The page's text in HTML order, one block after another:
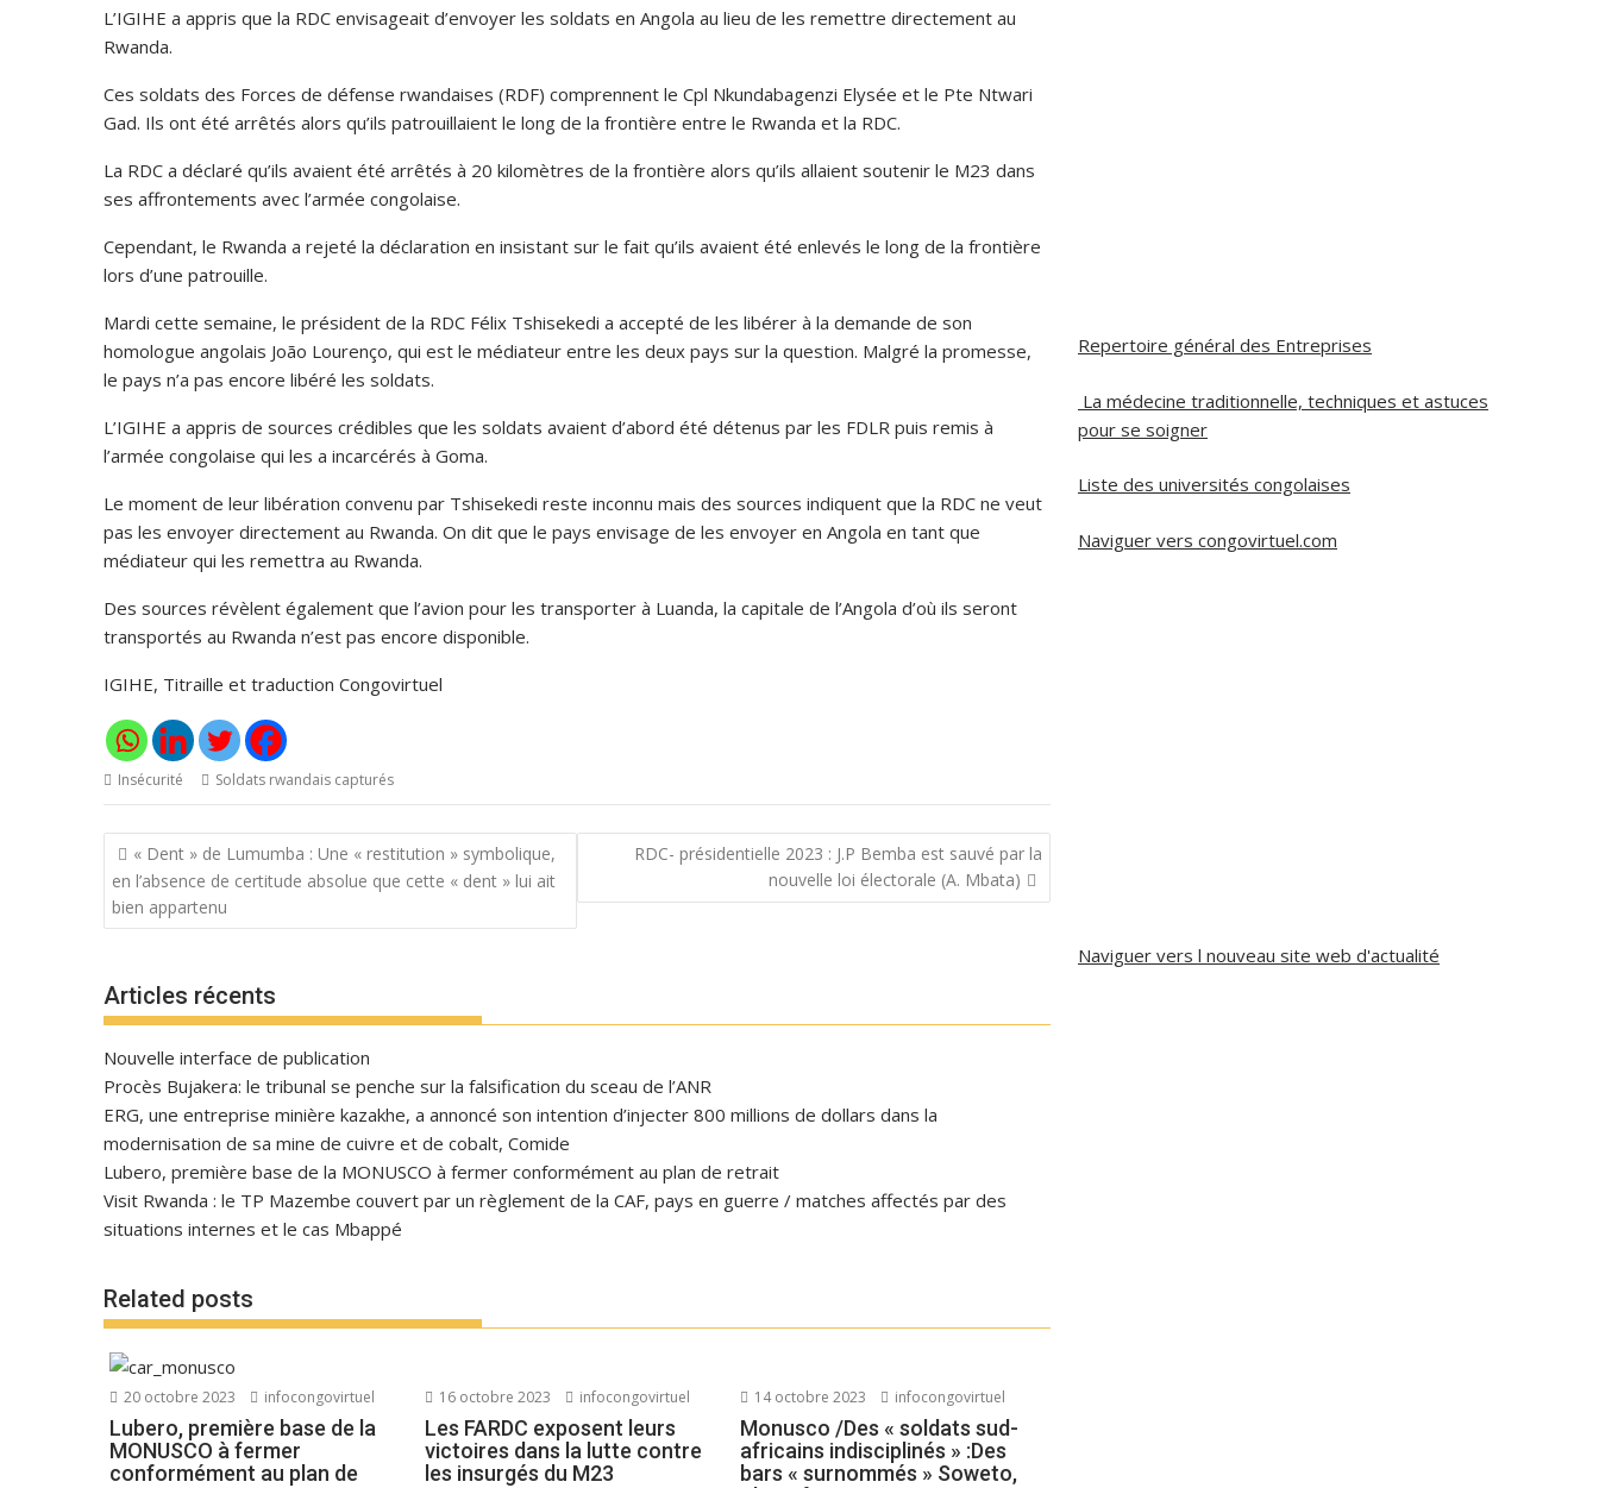
L’IGIHE a appris que la RDC envisageait d’envoyer les soldats en Angola au lieu de les remettre directement au
Rwanda.
Ces soldats des Forces de défense rwandaises (RDF) comprennent le Cpl Nkundabagenzi Elysée et le Pte Ntwari
Gad. Ils ont été arrêtés alors qu’ils patrouillaient le long de la frontière entre le Rwanda et la RDC.
La RDC a déclaré qu’ils avaient été arrêtés à 20 kilomètres de la frontière alors qu’ils allaient soutenir le M23 dans
ses affrontements avec l’armée congolaise.
Cependant, le Rwanda a rejeté la déclaration en insistant sur le fait qu’ils avaient été enlevés le long de la frontière
lors d’une patrouille.
Mardi cette semaine, le président de la RDC Félix Tshisekedi a accepté de les libérer à la demande de son
homologue angolais João Lourenço, qui est le médiateur entre les deux pays sur la question. Malgré la promesse,
le pays n’a pas encore libéré les soldats.
L’IGIHE a appris de sources crédibles que les soldats avaient d’abord été détenus par les FDLR puis remis à
l’armée congolaise qui les a incarcérés à Goma.
Le moment de leur libération convenu par Tshisekedi reste inconnu mais des sources indiquent que la RDC ne veut
pas les envoyer directement au Rwanda. On dit que le pays envisage de les envoyer en Angola en tant que
médiateur qui les remettra au Rwanda.
Des sources révèlent également que l’avion pour les transporter à Luanda, la capitale de l’Angola d’où ils seront
transportés au Rwanda n’est pas encore disponible.
IGIHE, Titraille et traduction Congovirtuel
Insécurité Soldats rwandais capturés
Navigation
de
l’article
« Dent » de Lumumba : Une « restitution » symbolique,
en l’absence de certitude absolue que cette « dent » lui ait
bien appartenu
RDC- présidentielle 2023 : J.P Bemba est sauvé par la
nouvelle loi électorale (A. Mbata)
Articles récents
Nouvelle interface de publication
Procès Bujakera: le tribunal se penche sur la falsification du sceau de l’ANR
ERG, une entreprise minière kazakhe, a annoncé son intention d’injecter 800 millions de dollars dans la
modernisation de sa mine de cuivre et de cobalt, Comide
Lubero, première base de la MONUSCO à fermer conformément au plan de retrait
Visit Rwanda : le TP Mazembe couvert par un règlement de la CAF, pays en guerre / matches affectés par des
situations internes et le cas Mbappé
Related posts
20 octobre 2023 infocongovirtuel
Lubero, première base de la
MONUSCO à fermer
conformément au plan de
16 octobre 2023 infocongovirtuel
Les FARDC exposent leurs
victoires dans la lutte contre
les insurgés du M23
14 octobre 2023 infocongovirtuel
Monusco /Des « soldats sud-
africains indisciplinés » :Des
bars « surnommés » Soweto,
Repertoire général des Entreprises
La médecine traditionnelle, techniques et astuces
pour se soigner
Liste des universités congolaises
Naviguer vers congovirtuel.com
Naviguer vers l nouveau site web d'actualité